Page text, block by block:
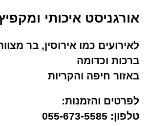
אורגניסט איכותי
לאירועים כמו אירוסין, בר
ברכות וכדומה
באזור חיפה והקריות
לפרטים והזמנות:
טלפון: 055-673-5585